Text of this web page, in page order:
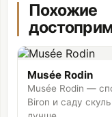
Похожие
Musée Rodin
Musée Rodin —
Biron и саду